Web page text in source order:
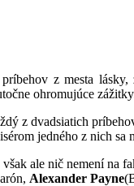
z mesta
ohromujúce
z dvadsiatich
jedného z nich sa
však ale nič nemení na
Alexander Payne